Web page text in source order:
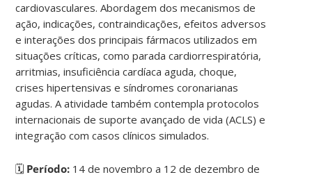
cardiovasculares. Abordagem dos mecanismos de
ação, indicações, contraindicações, efeitos adversos
e interações dos principais fármacos utilizados em
situações críticas, como parada cardiorrespiratória,
arritmias, insuficiência cardíaca aguda, choque,
crises hipertensivas e síndromes coronarianas
agudas. A atividade também contempla protocolos
internacionais de suporte avançado de vida (ACLS) e
integração com casos clínicos simulados.
🗓 Período: 14 de novembro a 12 de dezembro de